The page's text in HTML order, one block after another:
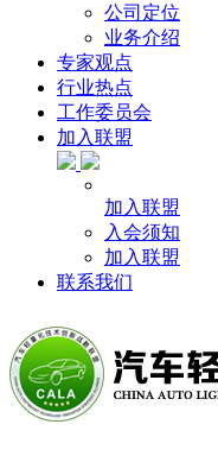
公司定位
业务介绍
专家观点
行业热点
工作委员会
加入联盟
加入联盟
入会须知
加入联盟
联系我们